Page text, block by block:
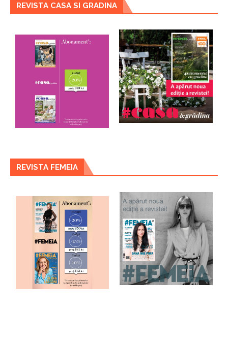
REVISTA CASA SI GRADINA
REVISTA FEMEIA